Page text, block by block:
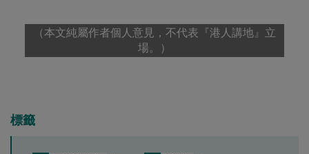
（本文純屬作者個人意見，不代表『港人講地』立
場。）
標籤